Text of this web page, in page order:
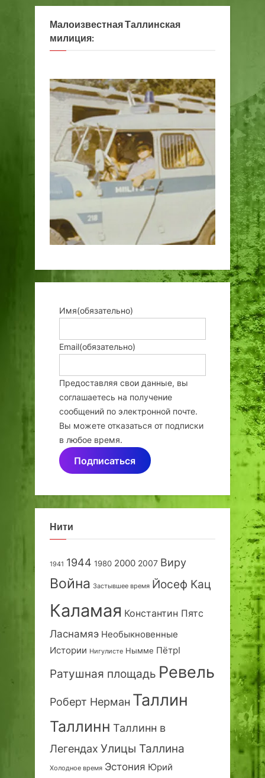
Малоизвестная Таллинская
милиция:
Имя(обязательно)
Email(обязательно)
Предоставляя свои данные, вы
соглашаетесь на получение
сообщений по электронной почте.
Вы можете отказаться от подписки
в любое время.
Подписаться
Нити
1941 1944 1980 2000 2007 Виру
Война Застывшее время Йосеф Кац
Каламая Константин Пятс
Ласнамяэ Необыкновенные
Истории Нигулисте Нымме ПётрI
Ратушная площадь Ревель
Роберт Нерман Таллин
Таллинн Таллинн в
Легендах Улицы Таллина
Холодное время Эстония Юрий